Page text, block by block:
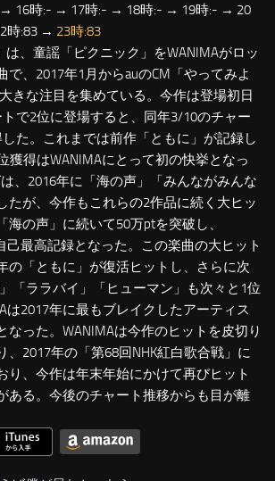
16時:- → 17時:- → 18時:- → 19時:- → 20
時:83 → 23時:83
は、童謡「ピクニック」をWANIMAがロッ
で、2017年1月からauのCM「やってみよ
きな注目を集めている。今作は登場初日
で2位に登場すると、同年3/10のチャー
した。これまでは前作「ともに」が記録し
獲得はWANIMAにとって初の快挙となっ
、2016年に「海の声」「みんながみんな
たが、今作もこれらの2作品に続く大ヒッ
海の声」に続いて50万ptを突破し、
己最高記録となった。この楽曲の大ヒット
の「ともに」が復活ヒットし、さらに次
「ララバイ」「ヒューマン」も次々と1位
は2017年に最もブレイクしたアーティス
なった。WANIMAは今作のヒットを皮切り
、2017年の「第68回NHK紅白歌合戦」に
り、今作は年末年始にかけて再びヒット
ある。今後のチャート推移からも目が離